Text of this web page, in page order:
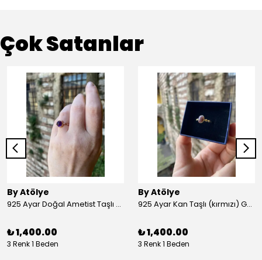
Çok Satanlar
By Atölye
925 Ayar Doğal Ametist Taşlı Yuvarlak Gümüş Yüzük
₺ 1,400.00
3 Renk 1 Beden
By Atölye
925 Ayar Kan Taşlı (kırmızı) Gümüş Yüzük
₺ 1,400.00
3 Renk 1 Beden